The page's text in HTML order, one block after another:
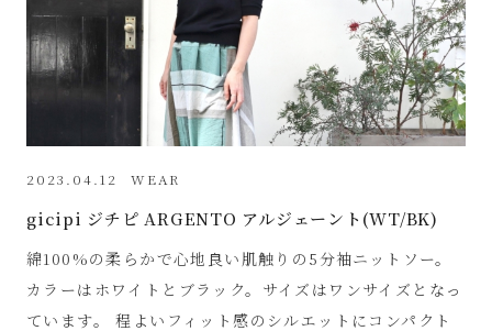
2023.04.12 WEAR
gicipi ジチピ ARGENTO アルジェーント(WT/BK)
綿100%の柔らかで心地良い肌触りの5分袖ニットソー。
カラーはホワイトとブラック。サイズはワンサイズとなっ
ています。 程よいフィット感のシルエットにコンパクト